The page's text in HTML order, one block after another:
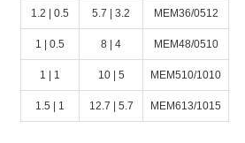
MEM36/0512
3.2 | 5.7
0.5 | 1.2
MEM48/0510
4 | 8
0.5 | 1
MEM510/1010
5 | 10
1 | 1
MEM613/1015
5.7 | 12.7
1 | 1.5